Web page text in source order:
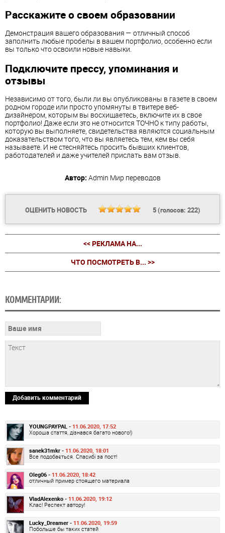
Расскажите о своем образовании
Демонстрация вашего образования — отличный способ
заполнить любые пробелы в вашем портфолио, особенно если
вы только что освоили новые навыки.
Подключите прессу, упоминания и
отзывы
Независимо от того, были ли вы опубликованы в газете в своем
родном городе или просто упомянуты в твитере веб-
дизайнером, которым вы восхищаетесь, включите их в свое
портфолио! Даже если это не относится ТОЧНО к типу работы,
которую вы выполняете, свидетельства являются социальным
доказательством того, что вы являетесь тем, кем вы себя
называете. И не стесняйтесь просить бывших клиентов,
работодателей и даже учителей прислать вам отзыв.
Автор: Admin Мир переводов
ОЦЕНИТЬ НОВОСТЬ 5(голосов: 222)
<< РЕКЛАМА НА...
ЧТО ПОСМОТРЕТЬ В... >>
КОММЕНТАРИИ:
Добавить комментарий
YOUNGPAYPAL - 11.06.2020, 17:52
Хороша стаття, дізнався багато нового!)
sanek31mkr - 11.06.2020, 18:01
Все подобається. Спасибі за пост!
Oleg06 - 11.06.2020, 18:42
отличный пример стоящего материала
VladAlexenko - 11.06.2020, 19:12
Клас! Респект автору!
Lucky_Dreamer - 11.06.2020, 19:59
Побольше бы таких статей